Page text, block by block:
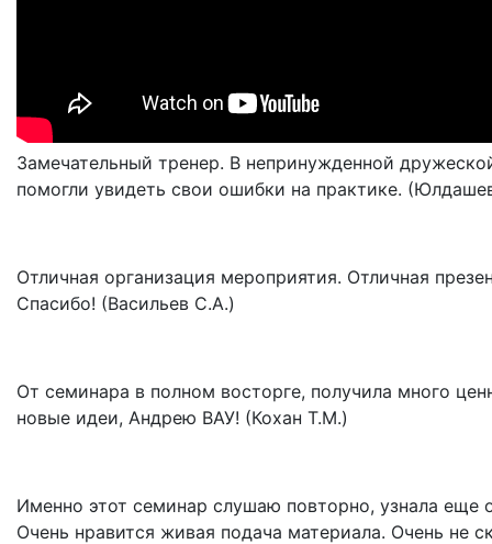
Замечательный тренер. В непринужденной
помогли увидеть свои ошибки на практике.
Отличная организация мероприятия. Отличная
Спасибо! (Васильев С.А.)
От семинара в полном восторге, получила много
новые идеи, Андрею ВАУ! (Кохан Т.М.)
Именно этот семинар слушаю повторно, узнала еще
Очень нравится живая подача материала. Очень не